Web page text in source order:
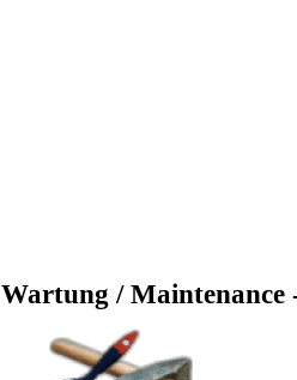
Wartung / Maintenance